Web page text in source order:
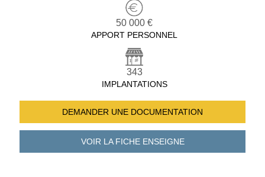
50 000 €
APPORT PERSONNEL
343
IMPLANTATIONS
DEMANDER UNE DOCUMENTATION
VOIR LA FICHEENSEIGNE